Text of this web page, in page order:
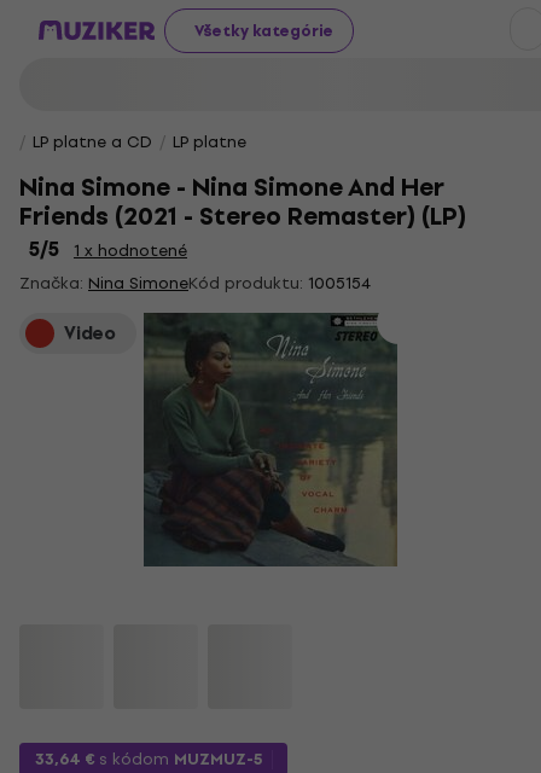
Všetky kategórie
LP platne a CD LP platne
Nina Simone - Nina Simone And Her
Friends (2021 - Stereo Remaster) (LP)
5/5
1 x hodnotené
Značka: Nina SimoneKód produktu: 1005154
Video
33,64 € s kódom MUZMUZ-5